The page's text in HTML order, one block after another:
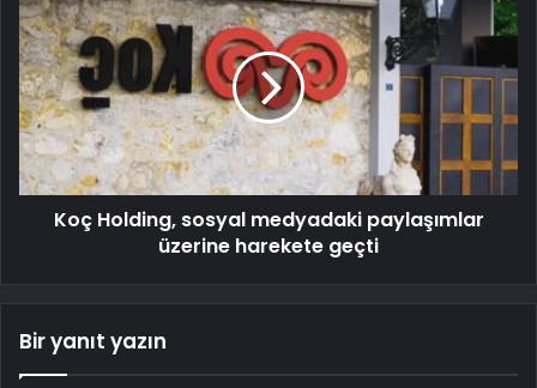
Koç Holding, sosyal medyadaki paylaşımlar
üzerine harekete geçti
Bir yanıt yazın